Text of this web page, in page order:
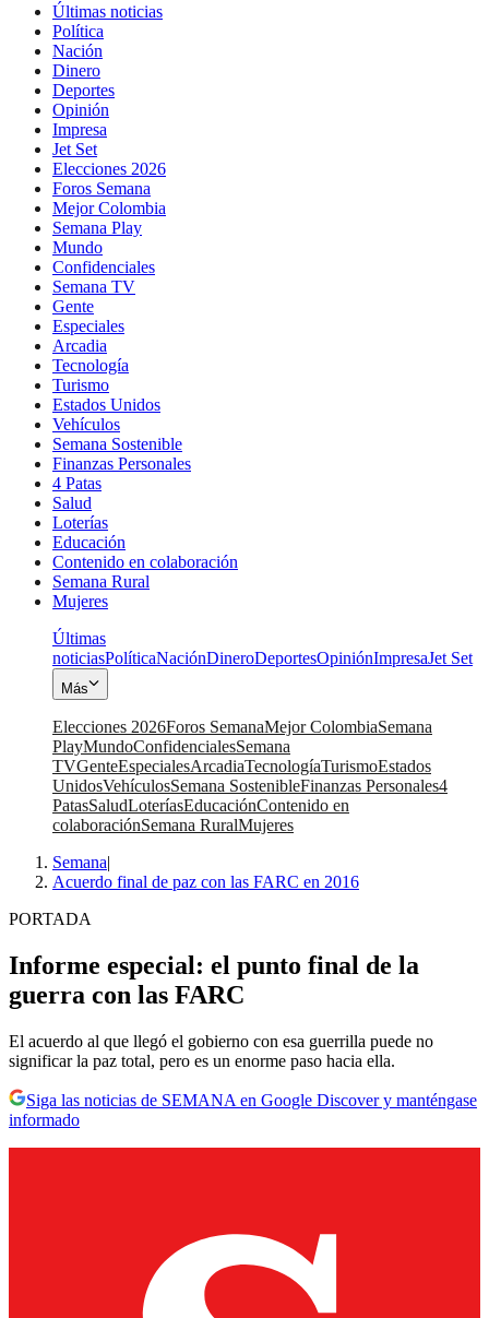
Últimas noticias
Política
Nación
Dinero
Deportes
Opinión
Impresa
Jet Set
Elecciones 2026
Foros Semana
Mejor Colombia
Semana Play
Mundo
Confidenciales
Semana TV
Gente
Especiales
Arcadia
Tecnología
Turismo
Estados Unidos
Vehículos
Semana Sostenible
Finanzas Personales
4 Patas
Salud
Loterías
Educación
Contenido en colaboración
Semana Rural
Mujeres
Últimas
noticiasPolíticaNaciónDineroDeportesOpiniónImpresaJet Set
Más
Elecciones 2026Foros SemanaMejor ColombiaSemana
PlayMundoConfidencialesSemana
TVGenteEspecialesArcadiaTecnologíaTurismoEstados
UnidosVehículosSemana SostenibleFinanzas Personales4
PatasSaludLoteríasEducaciónContenido en
colaboraciónSemana RuralMujeres
Semana|
Acuerdo final de paz con las FARC en 2016
PORTADA
Informe especial: el punto final de la
guerra con las FARC
El acuerdo al que llegó el gobierno con esa guerrilla puede no
significar la paz total, pero es un enorme paso hacia ella.
Siga las noticias de SEMANA en Google Discover y manténgase
informado